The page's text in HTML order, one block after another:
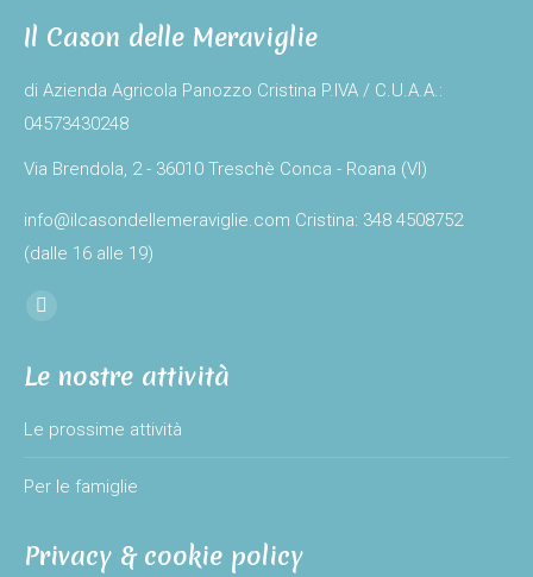
Il Cason delle Meraviglie
di Azienda Agricola Panozzo Cristina P.IVA / C.U.A.A.:
04573430248
Via Brendola, 2 - 36010 Treschè Conca - Roana (VI)
info@ilcasondellemeraviglie.com Cristina: 348 4508752
(dalle 16 alle 19)
Find us on:
opens
new
window
Le nostre attività
Le prossime attività
Per le famiglie
Privacy & cookie policy